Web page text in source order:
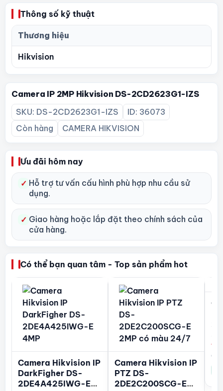
- Tiêu chuẩn IP67,
- Nguồn: 12 VDC, POE.
Thông số kỹ thuật
Thương hiệu
Hikvision
Camera IP 2MP Hikvision DS-2CD2623G1-IZS
SKU: DS-2CD2623G1-IZS
ID: 36073
Còn hàng
CAMERA HIKVISION
Ưu đãi hôm nay
✓ Hỗ trợ tư vấn cấu hình phù hợp nhu cầu sử
dụng.
✓ Giao hàng hoặc lắp đặt theo chính sách của
cửa hàng.
Có thể bạn quan tâm - Top sản phẩm hot
Camera Hikvision IP
DarkFigher DS-
2DE4A425IWG-E
Camera Hikvision IP
PTZ DS-
2DE2C200SCG-E